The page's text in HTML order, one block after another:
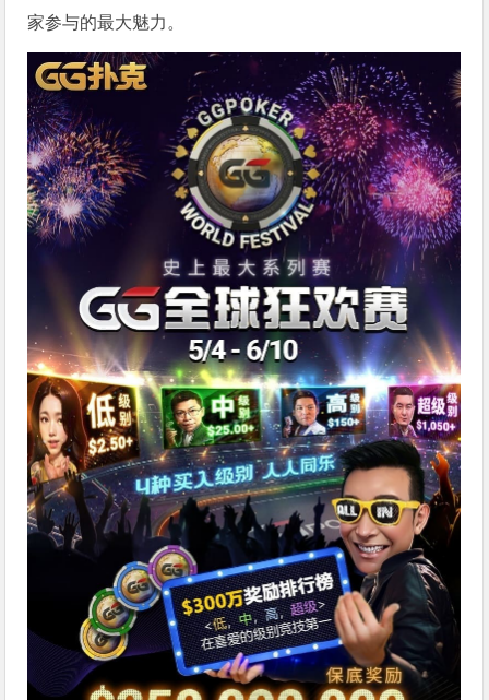
家参与的最大魅力。